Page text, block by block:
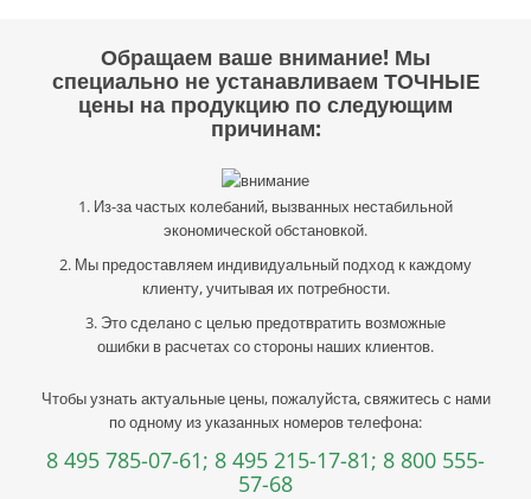
Обращаем ваше внимание! Мы
специально не устанавливаем ТОЧНЫЕ
цены на продукцию по следующим
причинам:
1. Из-за частых колебаний, вызванных нестабильной
экономической обстановкой.
2. Мы предоставляем индивидуальный подход к каждому
клиенту, учитывая их потребности.
3. Это сделано с целью предотвратить возможные
ошибки в расчетах со стороны наших клиентов.
Чтобы узнать актуальные цены, пожалуйста, свяжитесь с нами
по одному из указанных номеров телефона:
8 495 785-07-61; 8 495 215-17-81; 8 800 555-
57-68